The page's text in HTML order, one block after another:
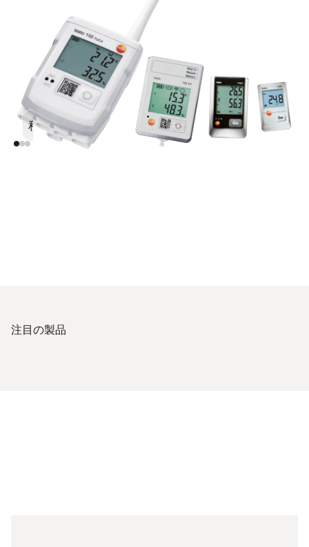
種類は？ 選定方法は？ 用途は？
注目の製品